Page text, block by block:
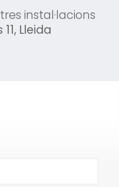
instal·lacions
Lleida